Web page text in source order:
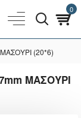
0
(20*6)
ΜΑΣΟΥΡΙ